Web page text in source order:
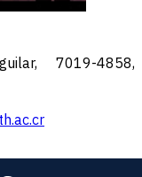
7019-4858,